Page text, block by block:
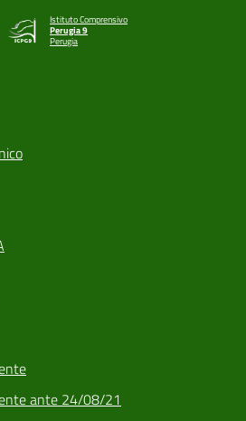
Istituto Comprensivo
Perugia 9
Perugia
ante 24/08/21